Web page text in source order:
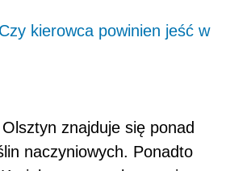
Czy kierowca powinien jeść w
znajduje się ponad
naczyniowych. Ponadto